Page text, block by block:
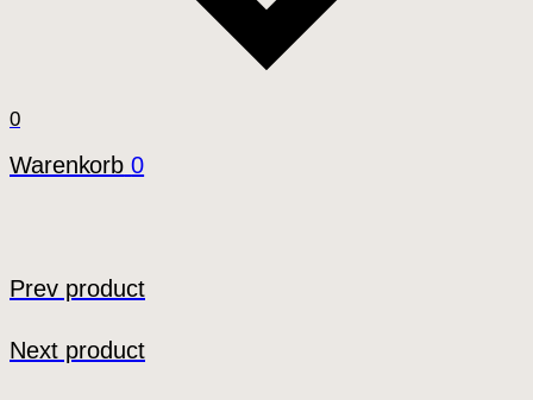
0
Warenkorb 0
Prev product
Next product